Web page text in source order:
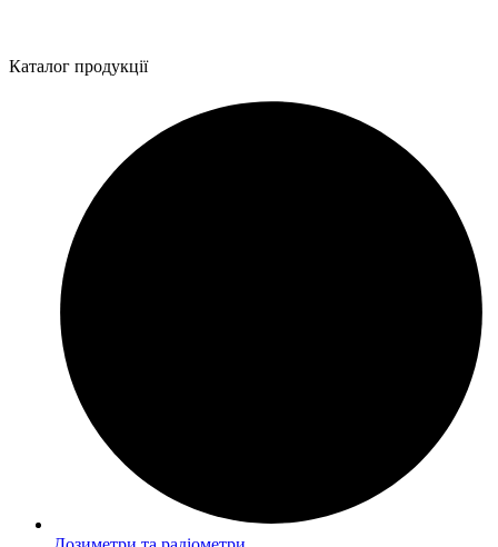
Каталог продукції